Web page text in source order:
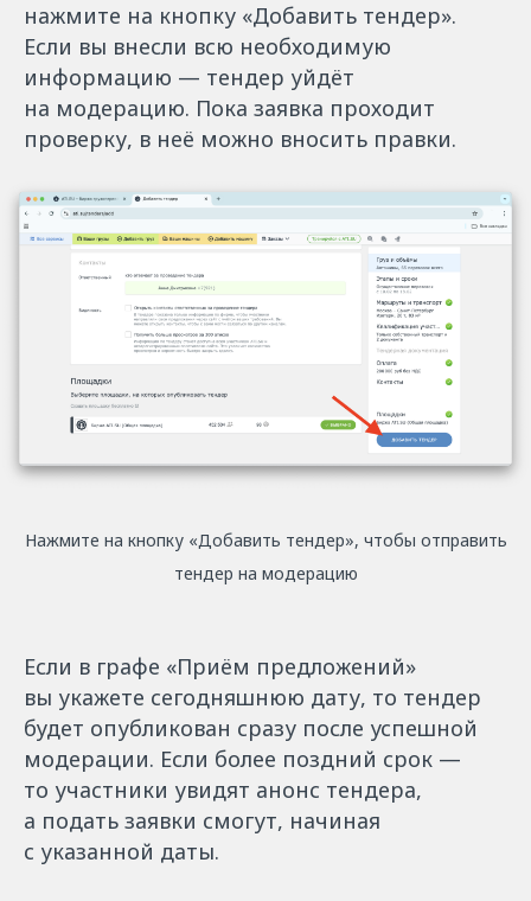
нажмите на кнопку «Добавить тендер».
Если вы внесли всю необходимую
информацию — тендер уйдёт
на модерацию. Пока заявка проходит
проверку, в неё можно вносить правки.
Нажмите на кнопку «Добавить тендер», чтобы отправить
тендер на модерацию
Если в графе «Приём предложений»
вы укажете сегодняшнюю дату, то тендер
будет опубликован сразу после успешной
модерации. Если более поздний срок —
то участники увидят анонс тендера,
а подать заявки смогут, начиная
с указанной даты.